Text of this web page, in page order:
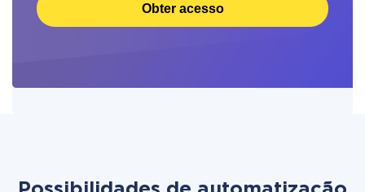
Obter acesso